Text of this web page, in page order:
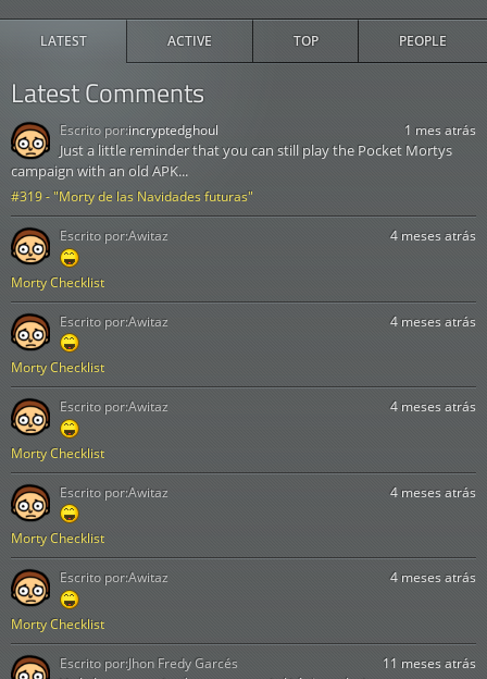
LATEST ACTIVE TOP PEOPLE
Latest Comments
#319 - "Morty de las Navidades futuras"
1 mes atrás
Just a little reminder that you can still play the Pocket Mortys
campaign with an old APK...
Escrito por:incryptedghoul
Morty Checklist
4 meses atrás
Escrito por:Awitaz
Morty Checklist
4 meses atrás
Escrito por:Awitaz
Morty Checklist
4 meses atrás
Escrito por:Awitaz
Morty Checklist
4 meses atrás
Escrito por:Awitaz
Morty Checklist
4 meses atrás
Escrito por:Awitaz
11 meses atrás
Escrito por:Jhon Fredy Garcés